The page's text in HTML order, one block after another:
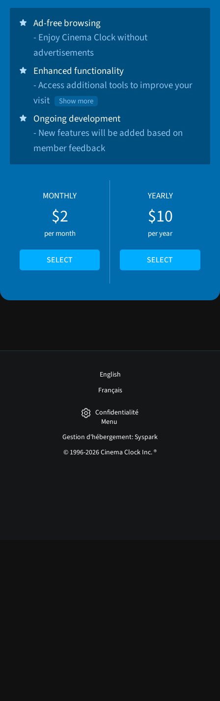
Ad-free browsing
- Enjoy Cinema Clock without
advertisements
Enhanced functionality
- Access additional tools to improve your
visit
Show more
Ongoing development
- New features will be added based on
member feedback
MONTHLY
$2
per month
SELECT
YEARLY
$10
per year
SELECT
English
Français
Confidentialité
Menu
Gestion d'hébergement: Syspark
© 1996-2026 Cinema Clock Inc. ®